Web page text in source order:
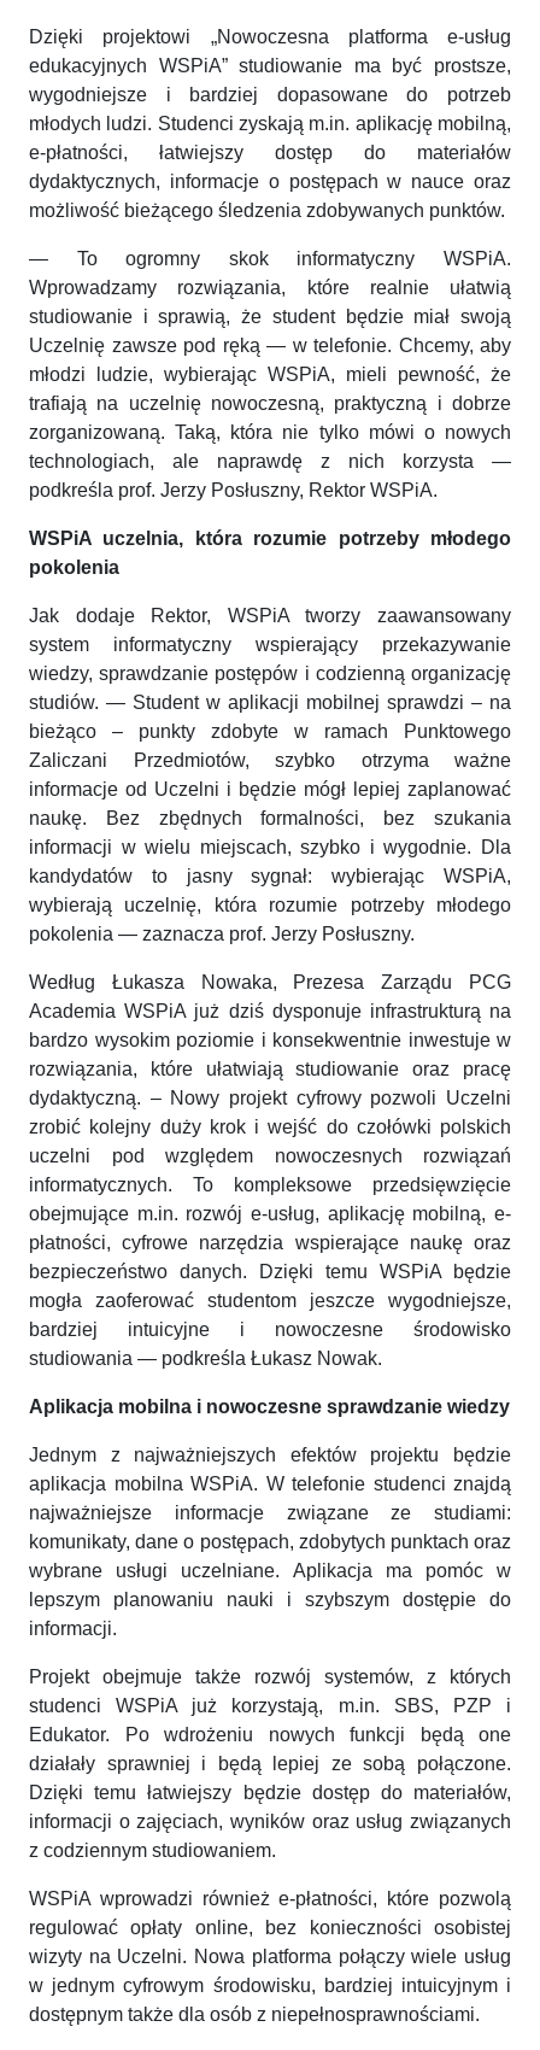
Dzięki projektowi „Nowoczesna platforma e-usług
edukacyjnych WSPiA” studiowanie ma być prostsze,
wygodniejsze i bardziej dopasowane do potrzeb
młodych ludzi. Studenci zyskają m.in. aplikację mobilną,
e-płatności, łatwiejszy dostęp do materiałów
dydaktycznych, informacje o postępach w nauce oraz
możliwość bieżącego śledzenia zdobywanych punktów.
— To ogromny skok informatyczny WSPiA.
Wprowadzamy rozwiązania, które realnie ułatwią
studiowanie i sprawią, że student będzie miał swoją
Uczelnię zawsze pod ręką — w telefonie. Chcemy, aby
młodzi ludzie, wybierając WSPiA, mieli pewność, że
trafiają na uczelnię nowoczesną, praktyczną i dobrze
zorganizowaną. Taką, która nie tylko mówi o nowych
technologiach, ale naprawdę z nich korzysta —
podkreśla prof. Jerzy Posłuszny, Rektor WSPiA.
WSPiA uczelnia, która rozumie potrzeby młodego
pokolenia
Jak dodaje Rektor, WSPiA tworzy zaawansowany
system informatyczny wspierający przekazywanie
wiedzy, sprawdzanie postępów i codzienną organizację
studiów. — Student w aplikacji mobilnej sprawdzi – na
bieżąco – punkty zdobyte w ramach Punktowego
Zaliczani Przedmiotów, szybko otrzyma ważne
informacje od Uczelni i będzie mógł lepiej zaplanować
naukę. Bez zbędnych formalności, bez szukania
informacji w wielu miejscach, szybko i wygodnie. Dla
kandydatów to jasny sygnał: wybierając WSPiA,
wybierają uczelnię, która rozumie potrzeby młodego
pokolenia — zaznacza prof. Jerzy Posłuszny.
Według Łukasza Nowaka, Prezesa Zarządu PCG
Academia WSPiA już dziś dysponuje infrastrukturą na
bardzo wysokim poziomie i konsekwentnie inwestuje w
rozwiązania, które ułatwiają studiowanie oraz pracę
dydaktyczną. – Nowy projekt cyfrowy pozwoli Uczelni
zrobić kolejny duży krok i wejść do czołówki polskich
uczelni pod względem nowoczesnych rozwiązań
informatycznych. To kompleksowe przedsięwzięcie
obejmujące m.in. rozwój e-usług, aplikację mobilną, e-
płatności, cyfrowe narzędzia wspierające naukę oraz
bezpieczeństwo danych. Dzięki temu WSPiA będzie
mogła zaoferować studentom jeszcze wygodniejsze,
bardziej intuicyjne i nowoczesne środowisko
studiowania — podkreśla Łukasz Nowak.
Aplikacja mobilna i nowoczesne sprawdzanie wiedzy
Jednym z najważniejszych efektów projektu będzie
aplikacja mobilna WSPiA. W telefonie studenci znajdą
najważniejsze informacje związane ze studiami:
komunikaty, dane o postępach, zdobytych punktach oraz
wybrane usługi uczelniane. Aplikacja ma pomóc w
lepszym planowaniu nauki i szybszym dostępie do
informacji.
Projekt obejmuje także rozwój systemów, z których
studenci WSPiA już korzystają, m.in. SBS, PZP i
Edukator. Po wdrożeniu nowych funkcji będą one
działały sprawniej i będą lepiej ze sobą połączone.
Dzięki temu łatwiejszy będzie dostęp do materiałów,
informacji o zajęciach, wyników oraz usług związanych
z codziennym studiowaniem.
WSPiA wprowadzi również e-płatności, które pozwolą
regulować opłaty online, bez konieczności osobistej
wizyty na Uczelni. Nowa platforma połączy wiele usług
w jednym cyfrowym środowisku, bardziej intuicyjnym i
dostępnym także dla osób z niepełnosprawnościami.